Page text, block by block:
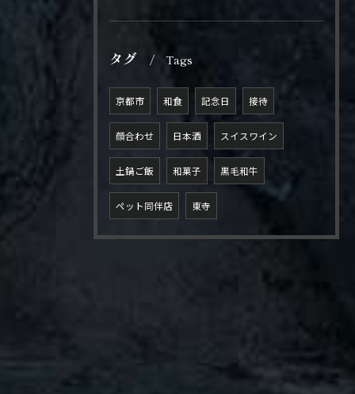
タグ Tags
京都市 和食 記念日 接待
顔合わせ 日本酒 スイスワイン
土鍋ご飯 和菓子 黒毛和牛
ペット同伴店 東寺